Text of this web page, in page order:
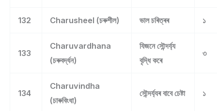
132 Charusheel (চৰুশীল) ভাল চৰিত্ৰৰ ১
133
Charuvardhana
(চৰুবৰ্দ্ধন)
যিজনে সৌন্দৰ্য্য
বৃদ্ধি কৰে
৩
134
Charuvindha
(চাৰুবিংধা)
সৌন্দৰ্য্যৰ বাবে চেষ্টা ১